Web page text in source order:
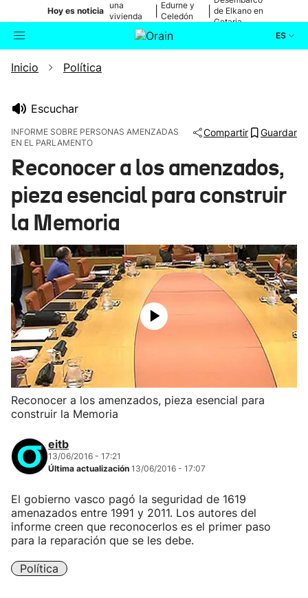
Hoy es noticia
una
vivienda
de Bilbao
Edurne y
Celedón
de Elkano en
Getaria
ES
Buscador
Inicio Política
Escuchar
INFORME SOBRE PERSONAS AMENZADAS
EN EL PARLAMENTO
Compartir Guardar
Reconocer a los amenzados,
pieza esencial para construir
la Memoria
Reconocer a los amenzados, pieza esencial para
construir la Memoria
eitb
13/06/2016 - 17:21
Última actualización 13/06/2016 - 17:07
El gobierno vasco pagó la seguridad de 1619
amenazados entre 1991 y 2011. Los autores del
informe creen que reconocerlos es el primer paso
para la reparación que se les debe.
Política